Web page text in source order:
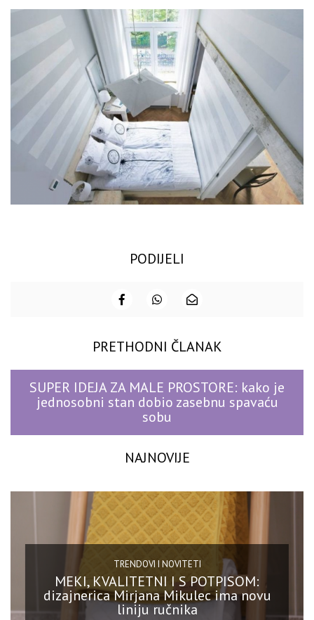
PODIJELI
PRETHODNI ČLANAK
SUPER IDEJA ZA MALE PROSTORE: kako je
jednosobni stan dobio zasebnu spavaću
sobu
NAJNOVIJE
TRENDOVI I NOVITETI
MEKI, KVALITETNI I S POTPISOM:
dizajnerica Mirjana Mikulec ima novu
liniju ručnika